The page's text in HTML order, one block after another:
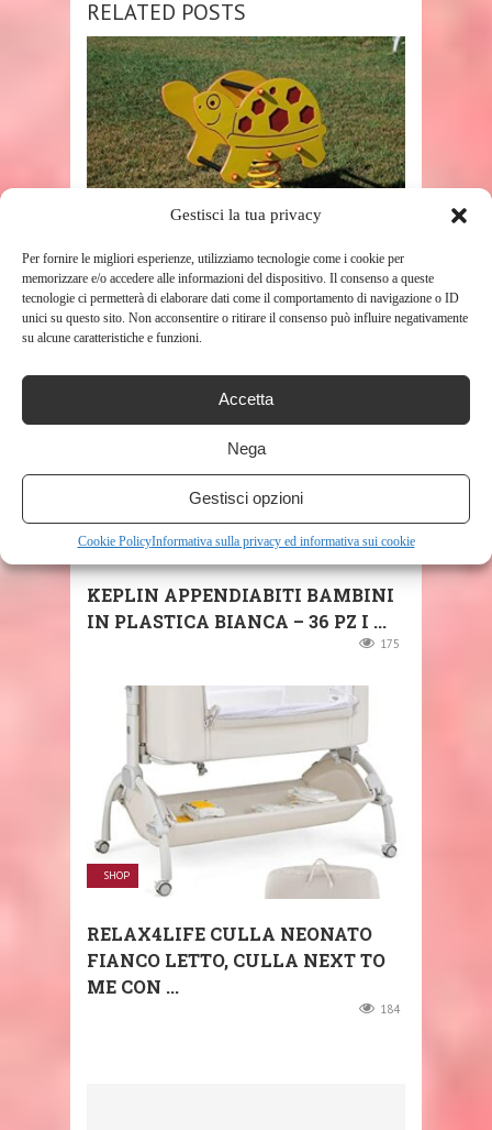
Gestisci la tua privacy
Per fornire le migliori esperienze, utilizziamo tecnologie come i cookie per
memorizzare e/o accedere alle informazioni del dispositivo. Il consenso a queste
tecnologie ci permetterà di elaborare dati come il comportamento di navigazione o ID
unici su questo sito. Non acconsentire o ritirare il consenso può influire negativamente
su alcune caratteristiche e funzioni.
Accetta
Nega
Gestisci opzioni
Cookie PolicyInformativa sulla privacy ed informativa sui cookie
RELATED POSTS
GIOCO A MOLLA TESTUDO
186
SHOP
KEPLIN APPENDIABITI BAMBINI
IN PLASTICA BIANCA – 36 PZ I ...
175
SHOP
RELAX4LIFE CULLA NEONATO
FIANCO LETTO, CULLA NEXT TO
ME CON ...
184